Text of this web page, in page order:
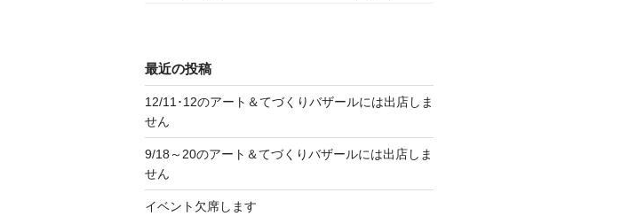
最近の投稿
12/11･12のアート＆てづくりバザールには出店しま
せん
9/18～20のアート＆てづくりバザールには出店しま
せん
イベント欠席します